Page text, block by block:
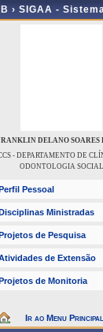
› SIGAA -
DELANO SOARES
- DEPARTAMENTO DE
ODONTOLOGIA SOCIAL
Pessoal
Ministradas
de Pesquisa
de Extensão
de Monitoria
Ir ao Menu Principal